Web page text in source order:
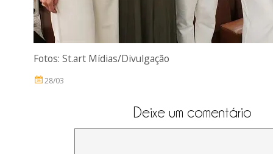
Fotos: St.art Mídias/Divulgação
28/03
Deixe um comentário